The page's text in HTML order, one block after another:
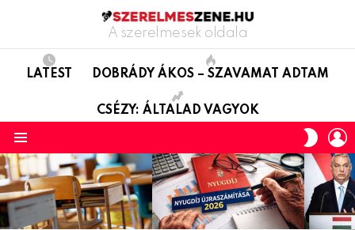
A szerelmesek oldala
LATEST DOBRÁDY ÁKOS – SZAVAMAT ADTAM
CSÉZY: ÁLTALAD VAGYOK
SKIN
LATEST
STORIES